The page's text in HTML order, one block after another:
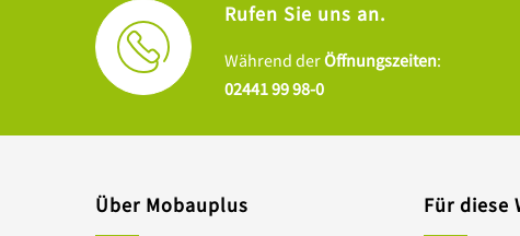
Rufen Sie uns an.
Während derÖffnungszeiten:
02441 99 98-0
Über Mobauplus Für diese